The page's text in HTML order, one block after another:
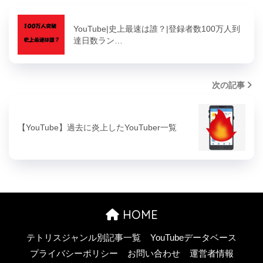
YouTube|史上最速は誰？|登録者数100万人到
達日数ラン…
次の記事
【YouTube】過去に炎上したYouTuber一覧
HOME
テトリスジャンル別記事一覧
YouTubeデータベース
プライバシーポリシー
お問い合わせ 運営者情報